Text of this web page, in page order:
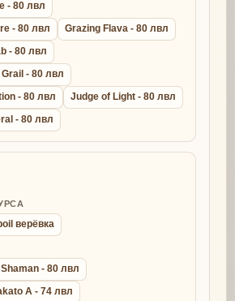
- 80 лвл
- 80 лвл
Grazing Flava - 80 лвл
- 80 лвл
- 80 лвл
- 80 лвл
Judge of Light - 80 лвл
- 80 лвл
верёвка
- 80 лвл
A - 74 лвл